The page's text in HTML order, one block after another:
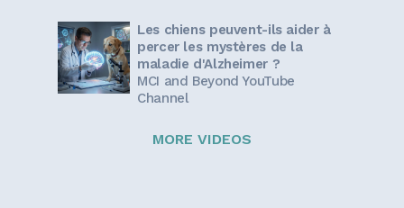
Les chiens peuvent-ils aider à
percer les mystères de la
maladie d'Alzheimer ?
MCI and Beyond YouTube
Channel
MORE VIDEOS